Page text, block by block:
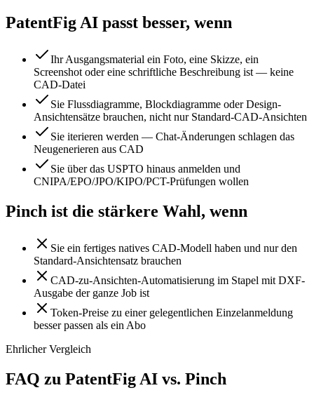
PatentFig AI passt besser, wenn
Ihr Ausgangsmaterial ein Foto, eine Skizze, ein
Screenshot oder eine schriftliche Beschreibung ist — keine
CAD-Datei
Sie Flussdiagramme, Blockdiagramme oder Design-
Ansichtensätze brauchen, nicht nur Standard-CAD-Ansichten
Sie iterieren werden — Chat-Änderungen schlagen das
Neugenerieren aus CAD
Sie über das USPTO hinaus anmelden und
CNIPA/EPO/JPO/KIPO/PCT-Prüfungen wollen
Pinch ist die stärkere Wahl, wenn
Sie ein fertiges natives CAD-Modell haben und nur den
Standard-Ansichtensatz brauchen
CAD-zu-Ansichten-Automatisierung im Stapel mit DXF-
Ausgabe der ganze Job ist
Token-Preise zu einer gelegentlichen Einzelanmeldung
besser passen als ein Abo
Ehrlicher Vergleich
FAQ zu PatentFig AI vs. Pinch